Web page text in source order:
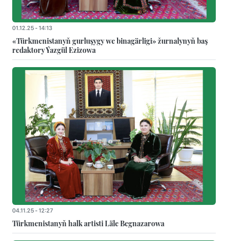
01.12.25 - 14:13
«Türkmenistanyň gurluşygy we binagärligi» žurnalynyň baş
redaktory Ýazgül Ezizowa
04.11.25 - 12:27
Türkmenistanyň halk artisti Läle Begnazarowa